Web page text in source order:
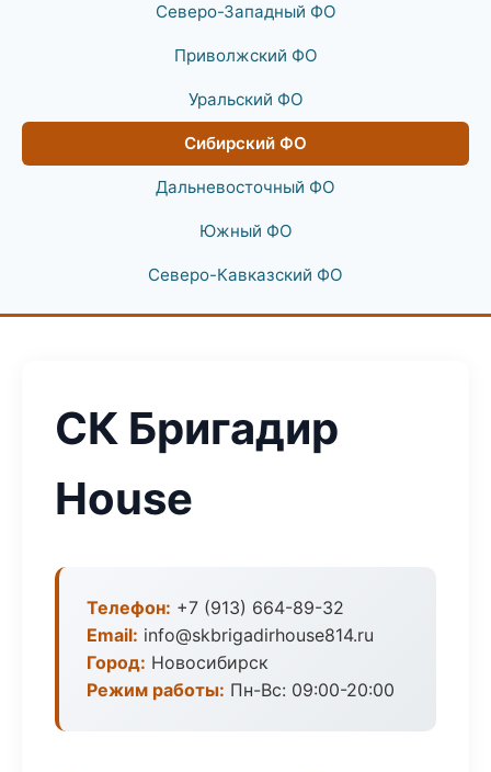
Северо-Западный ФО
Приволжский ФО
Уральский ФО
Сибирский ФО
Дальневосточный ФО
Южный ФО
Северо-Кавказский ФО
СК Бригадир
House
Телефон: +7 (913) 664-89-32
Email: info@skbrigadirhouse814.ru
Город: Новосибирск
Режим работы: Пн-Вс: 09:00-20:00